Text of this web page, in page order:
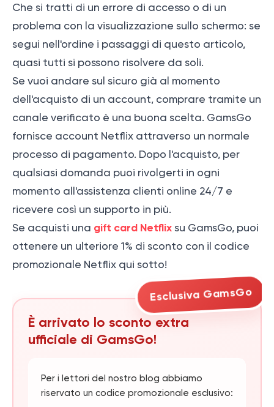
Che si tratti di un errore di accesso o di un
problema con la visualizzazione sullo schermo: se
segui nell'ordine i passaggi di questo articolo,
quasi tutti si possono risolvere da soli.
Se vuoi andare sul sicuro già al momento
dell'acquisto di un account, comprare tramite un
canale verificato è una buona scelta. GamsGo
fornisce account Netflix attraverso un normale
processo di pagamento. Dopo l'acquisto, per
qualsiasi domanda puoi rivolgerti in ogni
momento all'assistenza clienti online 24/7 e
ricevere così un supporto in più.
Se acquisti una gift card Netflix su GamsGo, puoi
ottenere un ulteriore 1% di sconto con il codice
promozionale Netflix qui sotto!
Esclusiva GamsGo
È arrivato lo sconto extra
ufficiale di GamsGo!
Per i lettori del nostro blog abbiamo
riservato un codice promozionale esclusivo: